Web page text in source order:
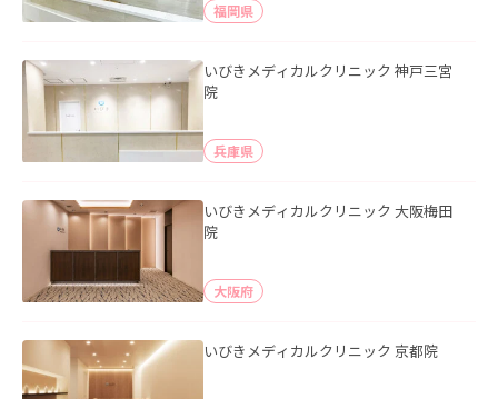
福岡県
いびきメディカルクリニック 神戸三宮
院
兵庫県
いびきメディカルクリニック 大阪梅田
院
大阪府
いびきメディカルクリニック 京都院